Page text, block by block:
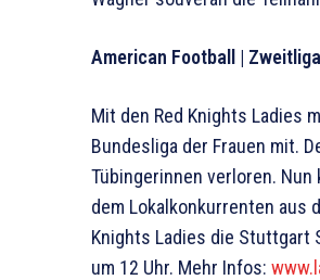
American Football |
Mit den Red Knights Ladies
Bundesliga der Frauen mit.
Tübingerinnen verloren.
dem Lokalkonkurrenten aus
Knights Ladies die Stuttgart
um 12 Uhr. Mehr Infos: